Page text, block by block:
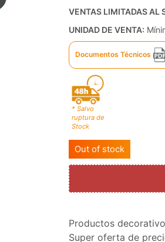
VENTAS LIMITADAS AL
UNIDAD DE VENTA:
Documentos Técnicos
* Salvo
ruptura de
Stock
Out of stock
Productos
Super oferta de